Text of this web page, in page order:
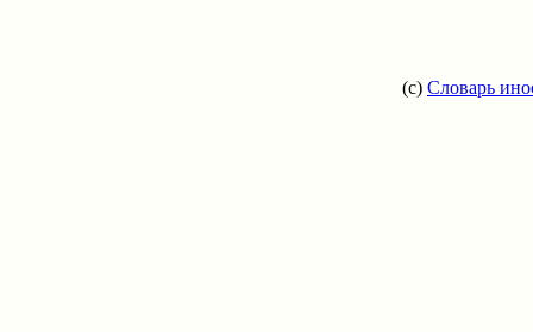
(c) Словарь